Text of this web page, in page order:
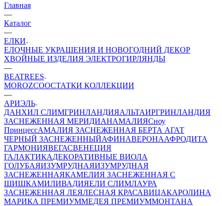
Главная
—
Каталог
—
ЕЛКИ
ЕЛОЧНЫЕ УКРАШЕНИЯ И НОВОГОДНИЙ ДЕКОР
ХВОЙНЫЕ ИЗДЕЛИЯ ЭЛЕКТРОГИРЛЯНДЫ
—
BEATREES
MOROZCOОСТАТКИ КОЛЛЕКЦИИ
—
АРИЭЛЬ
ДАНХИЛ СЛИМГРИНЛАНДИЯАЛЬТАИРГРИНЛАНДИЯ
ЗАСНЕЖЕННАЯ МЕРИДИАНАМАЛИЯСноу
ПринцессАМАЛИЯ ЗАСНЕЖЕННАЯ БЕРТА АГАТ
ЧЕРНЫЙ ЗАСНЕЖЕННЫЙАФИНАВЕРОНААФРОДИТА
ГАРМОНИЯВЕГАСВЕНЕЦИЯ
ГАЛАКТИКАДЕКОРАТИВНЫЕ ВИОЛА
ГОЛУБАЯИЗУМРУДНАЯИЗУМРУДНАЯ
ЗАСНЕЖЕННАЯКАМЕЛИЯ ЗАСНЕЖЕННАЯ С
ШИШКАМИЛИВАДИЯЕЛИ СЛИМЛАУРА
ЗАСНЕЖЕННАЯ ЛЕЯЛЕСНАЯ КРАСАВИЦАКАРОЛИНА
МАРИКА ПРЕМИУММЕДЕЯ ПРЕМИУММОНТАНА